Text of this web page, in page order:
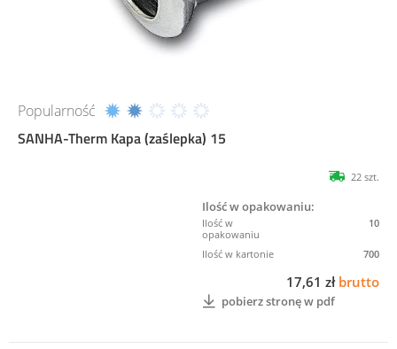
Popularność
SANHA-Therm Kapa (zaślepka) 15
22 szt.
Ilość w opakowaniu:
10
700
17,61 zł brutto
pobierz stronę w pdf